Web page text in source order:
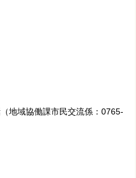
域協働課市民交流係：0765-